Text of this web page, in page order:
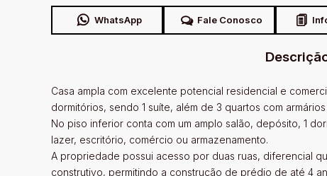
WhatsApp Fale Conosco
Casa ampla com excelente potencial residencial e
dormitórios, sendo 1 suíte, além de 3 quartos com
No piso inferior conta com um amplo salão, depósito, 1
lazer, escritório, comércio ou armazenamento.
A propriedade possui acesso por duas ruas, diferencial
construtivo, permitindo a construção de prédio de até 4